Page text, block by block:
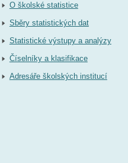
O školské statistice
Sběry statistických dat
Statistické výstupy a analýzy
Číselníky a klasifikace
Adresáře školských institucí